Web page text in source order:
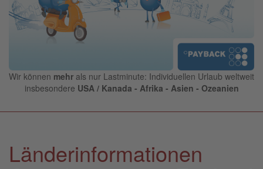
Wir können mehr als nur Lastminute: Individuellen Urlaub weltweit
insbesondere USA / Kanada - Afrika - Asien - Ozeanien
Länderinformationen